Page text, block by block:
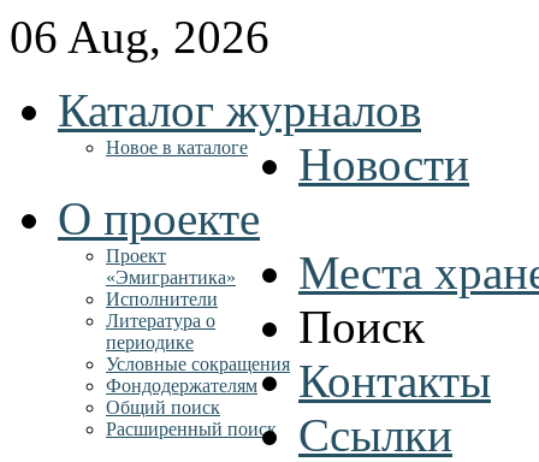
06 Aug, 2026
Каталог журналов
Новое в каталоге
Новости
О проекте
Проект
«Эмигрантика»
Исполнители
Литература о
периодике
Условные сокращения
Фондодержателям
Места
Поиск
Общий поиск
Расширенный поиск
Контакты
Ссылки